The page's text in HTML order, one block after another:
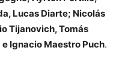
Lucas Diarte; Nicolás
Tijanovich, Tomás
Ignacio Maestro Puch.